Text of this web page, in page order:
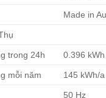
Made in
trong 24h 0.396
mỗi năm 145 kWh/a
50 Hz